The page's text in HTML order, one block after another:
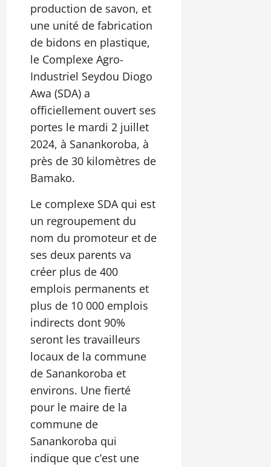
production de savon, et
une unité de fabrication
de bidons en plastique,
le Complexe Agro-
Industriel Seydou Diogo
Awa (SDA) a
officiellement ouvert ses
portes le mardi 2 juillet
2024, à Sanankoroba, à
près de 30 kilomètres de
Bamako.
Le complexe SDA qui est
un regroupement du
nom du promoteur et de
ses deux parents va
créer plus de 400
emplois permanents et
plus de 10 000 emplois
indirects dont 90%
seront les travailleurs
locaux de la commune
de Sanankoroba et
environs. Une fierté
pour le maire de la
commune de
Sanankoroba qui
indique que c’est une